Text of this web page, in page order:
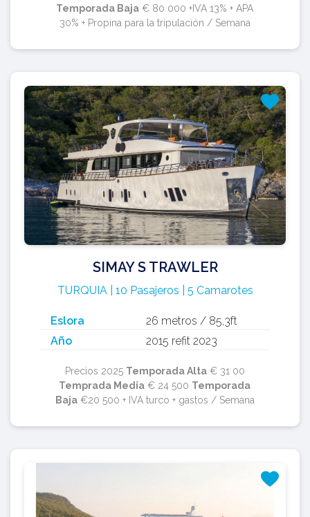
Temporada Baja € 80 000 +IVA 13% + APA
30% + Propina para la tripulación / Semana
SIMAY S TRAWLER
TURQUIA | 10 Pasajeros | 5 Camarotes
Eslora
26 metros / 85,3ft
Año
2015 refit 2023
Precios 2025 Temporada Alta€ 31 00
Temprada Media € 24 500 Temporada
Baja€20 500 + IVA turco + gastos / Semana